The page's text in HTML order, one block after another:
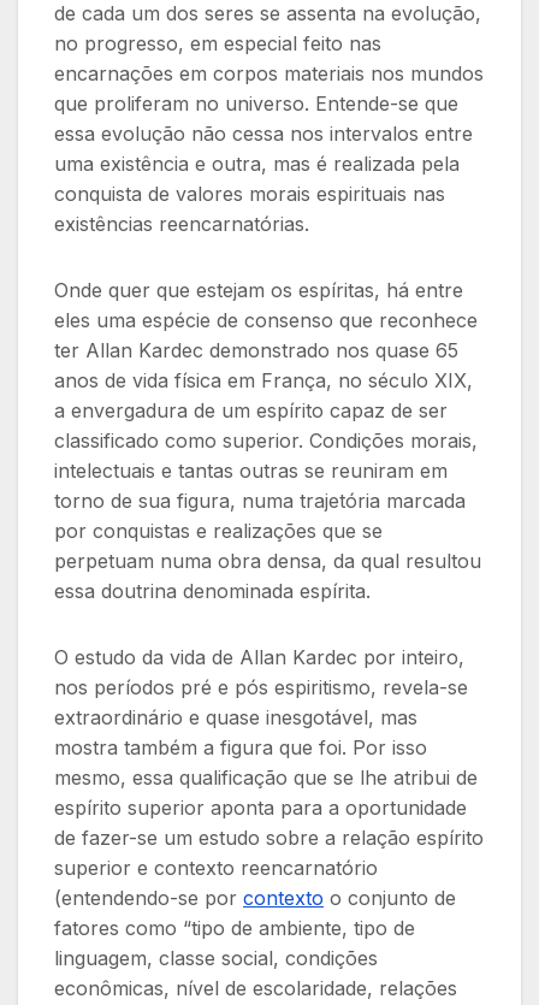
de cada um dos seres se assenta na evolução,
no progresso, em especial feito nas
encarnações em corpos materiais nos mundos
que proliferam no universo. Entende-se que
essa evolução não cessa nos intervalos entre
uma existência e outra, mas é realizada pela
conquista de valores morais espirituais nas
existências reencarnatórias.
Onde quer que estejam os espíritas, há entre
eles uma espécie de consenso que reconhece
ter Allan Kardec demonstrado nos quase 65
anos de vida física em França, no século XIX,
a envergadura de um espírito capaz de ser
classificado como superior. Condições morais,
intelectuais e tantas outras se reuniram em
torno de sua figura, numa trajetória marcada
por conquistas e realizações que se
perpetuam numa obra densa, da qual resultou
essa doutrina denominada espírita.
O estudo da vida de Allan Kardec por inteiro,
nos períodos pré e pós espiritismo, revela-se
extraordinário e quase inesgotável, mas
mostra também a figura que foi. Por isso
mesmo, essa qualificação que se lhe atribui de
espírito superior aponta para a oportunidade
de fazer-se um estudo sobre a relação espírito
superior e contexto reencarnatório
(entendendo-se por contexto o conjunto de
fatores como “tipo de ambiente, tipo de
linguagem, classe social, condições
econômicas, nível de escolaridade, relações